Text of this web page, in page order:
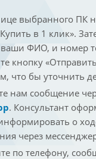
выбранного ПК
в 1 клик».
ваши ФИО, и номер
кнопку
что бы уточнить
нам сообщение
. Консультант
о
через
по телефону,